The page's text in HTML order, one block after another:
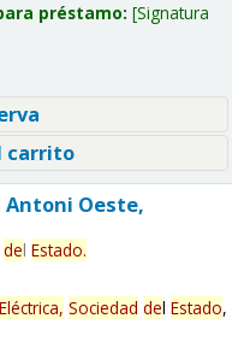
préstamo: Signatura
carrito
Oeste,
del Estado.
Eléctrica, Sociedad del Estado,